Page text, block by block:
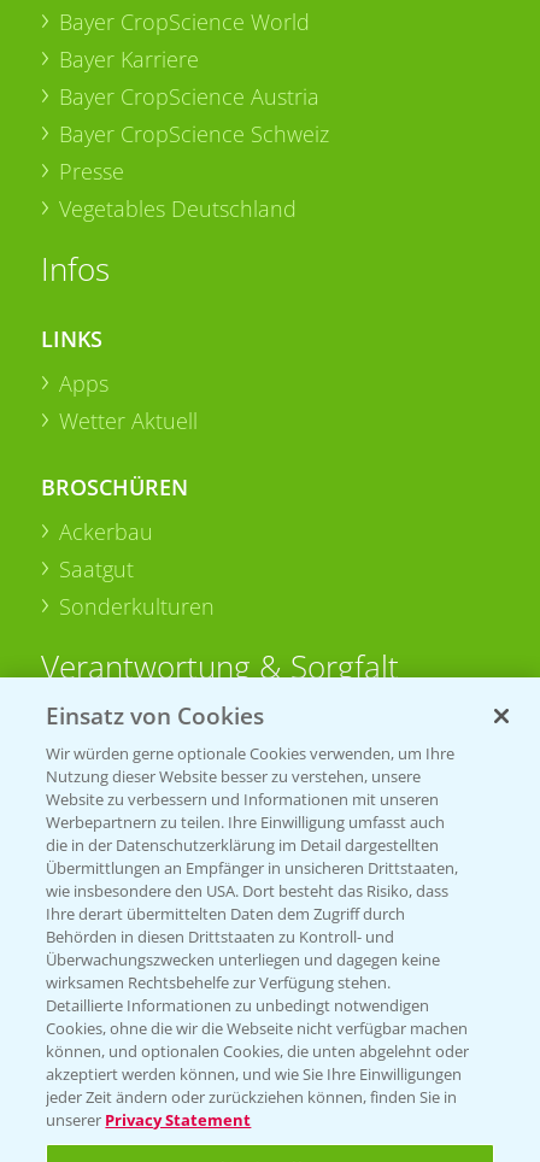
Bayer CropScience World
Bayer Karriere
Bayer CropScience Austria
Bayer CropScience Schweiz
Presse
Vegetables Deutschland
Infos
LINKS
Apps
Wetter Aktuell
BROSCHÜREN
Ackerbau
Saatgut
Sonderkulturen
Verantwortung & Sorgfalt
Sammelstellen und Termine
PRE - Chemikalien sicher entsorgen
Sammelstellen und Termine
Kontakt & Notfall
Beratung auf WhatsApp
T.+49 (0)174 346 564 1
KONTAKT
Einsatz von Cookies
Wir würden gerne optionale Cookies verwenden, um Ihre
Nutzung dieser Website besser zu verstehen, unsere
Website zu verbessern und Informationen mit unseren
Werbepartnern zu teilen. Ihre Einwilligung umfasst auch
die in der Datenschutzerklärung im Detail dargestellten
Übermittlungen an Empfänger in unsicheren Drittstaaten,
wie insbesondere den USA. Dort besteht das Risiko, dass
Ihre derart übermittelten Daten dem Zugriff durch
Behörden in diesen Drittstaaten zu Kontroll- und
Überwachungszwecken unterliegen und dagegen keine
wirksamen Rechtsbehelfe zur Verfügung stehen.
Detaillierte Informationen zu unbedingt notwendigen
Cookies, ohne die wir die Webseite nicht verfügbar machen
können, und optionalen Cookies, die unten abgelehnt oder
akzeptiert werden können, und wie Sie Ihre Einwilligungen
jeder Zeit ändern oder zurückziehen können, finden Sie in
unserer Privacy Statement